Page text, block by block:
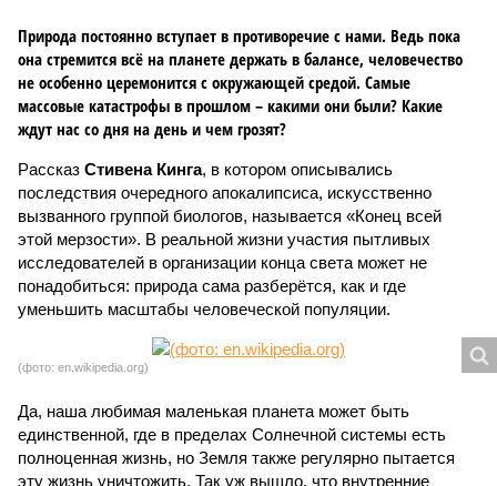
Природа постоянно вступает в противоречие с нами. Ведь пока
она стремится всё на планете держать в балансе, человечество
не особенно церемонится с окружающей средой. Самые
массовые катастрофы в прошлом – какими они были? Какие
ждут нас со дня на день и чем грозят?
Рассказ Стивена Кинга, в котором описывались
последствия очередного апокалипсиса, искусственно
вызванного группой биологов, называется «Конец всей
этой мерзости». В реальной жизни участия пытливых
исследователей в организации конца света может не
понадобиться: природа сама разберётся, как и где
уменьшить масштабы человеческой популяции.
(фото: en.wikipedia.org)
Да, наша любимая маленькая планета может быть
единственной, где в пределах Солнечной системы есть
полноценная жизнь, но Земля также регулярно пытается
эту жизнь уничтожить. Так уж вышло, что внутренние